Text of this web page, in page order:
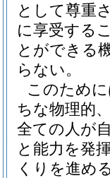
として尊重
に享受する
とができる
らない。
このため
ちな物理的
全ての人が
と能力を発
くりを進め